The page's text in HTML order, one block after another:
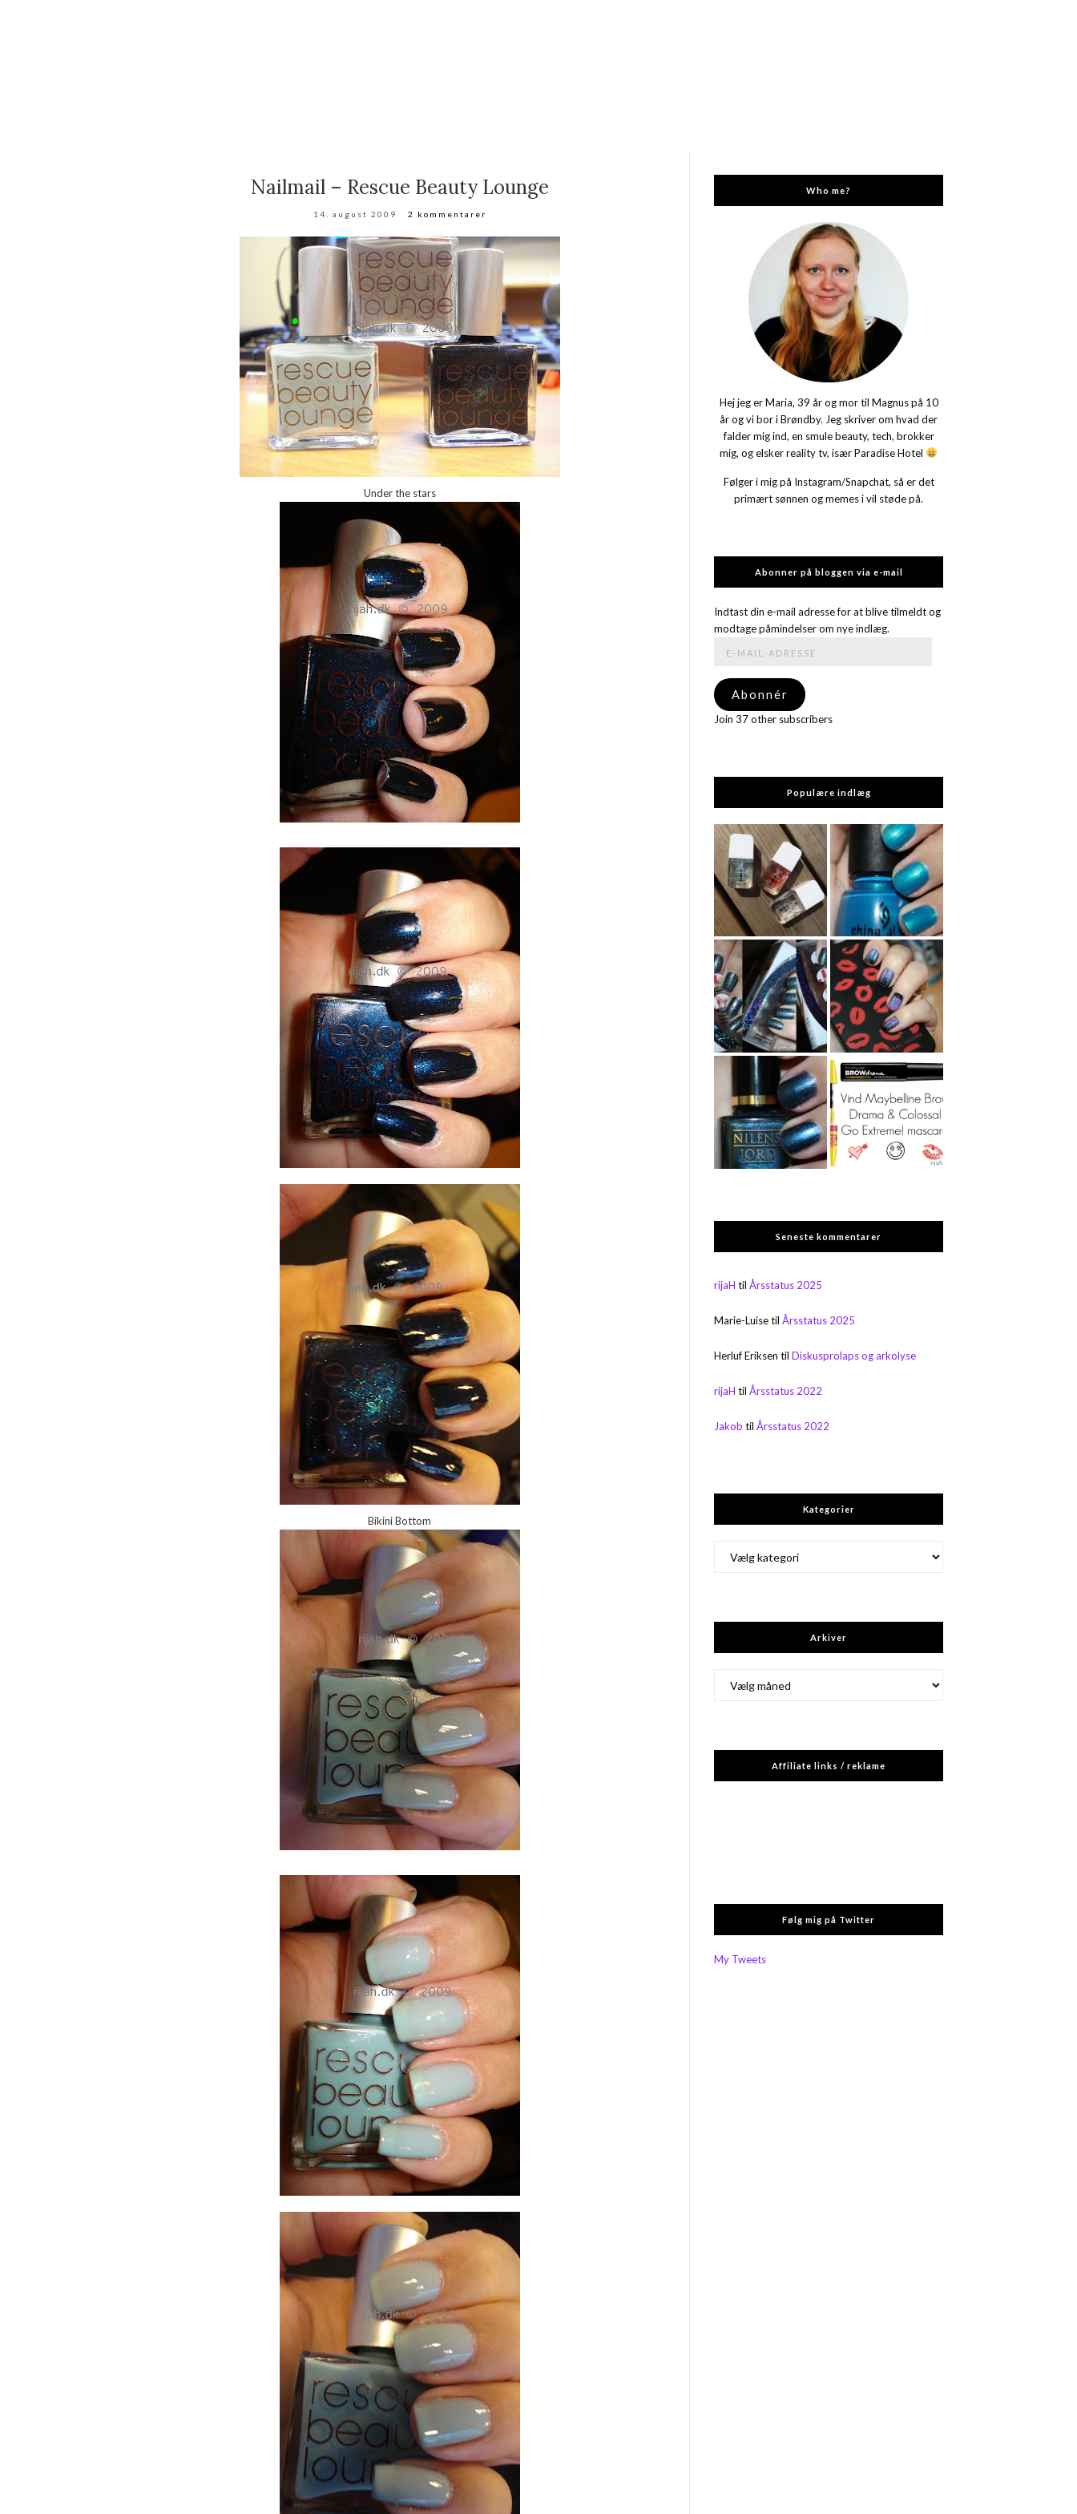
Nailmail – Rescue Beauty Lounge
14. august 2009 2 kommentarer
Under the stars
Bikini Bottom
Who me?
Hej jeg er Maria, 39 år og mor til Magnus på 10
år og vi bor i Brøndby. Jeg skriver om hvad der
falder mig ind, en smule beauty, tech, brokker
mig, og elsker reality tv, især Paradise Hotel
Følger i mig på Instagram/Snapchat, så er det
primært sønnen og memes i vil støde på.
Abonner på bloggen via e-mail
Indtast din e-mail adresse for at blive tilmeldt og
modtage påmindelser om nye indlæg.
adresse
Abonnér
Join 37 other subscribers
Populære indlæg
Seneste kommentarer
rijaH tilÅrsstatus 2025
Marie-LuisetilÅrsstatus 2025
Herluf Eriksen tilDiskusprolaps og arkolyse
rijaH tilÅrsstatus 2022
Jakob tilÅrsstatus 2022
Kategorier
Arkiver
Affiliate links / reklame
Følg mig på Twitter
My Tweets